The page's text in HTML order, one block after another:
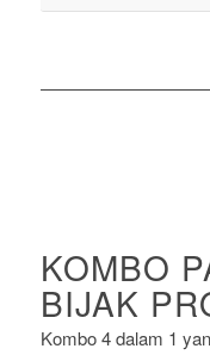
KOMBO
BIJAK
Kombo 4 dalam 1